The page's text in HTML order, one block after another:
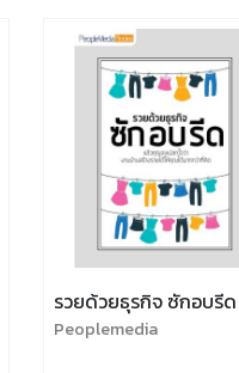
รวยด้วยธุรกิจ ซักอบรีด
Peoplemedia